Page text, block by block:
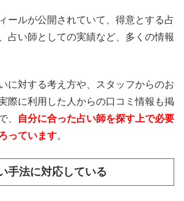
ールが公開されていて、得意とする占
占い師としての実績など、多くの情報
に対する考え方や、スタッフからのお
際に利用した人からの口コミ情報も掲
、
自分に合った占い師を探す上で必要
っています。
手法に対応している